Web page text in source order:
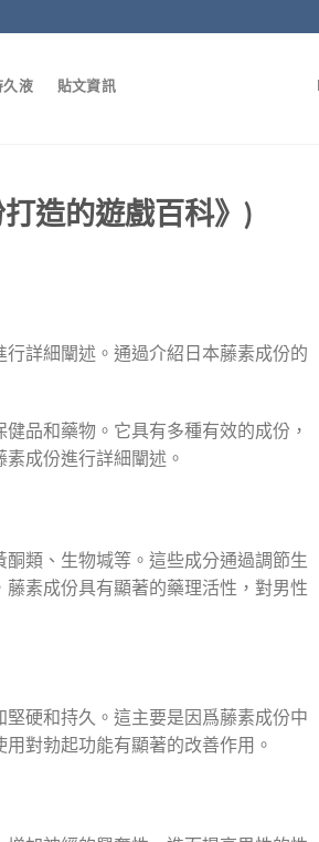
久液 貼文資訊
造的遊戲百科》)
詳細闡述。通過介紹日本藤素成份的
品和藥物。它具有多種有效的成份，
成份進行詳細闡述。
類、生物堿等。這些成分通過調節生
素成份具有顯著的藥理活性，對男性
硬和持久。這主要是因爲藤素成份中
對勃起功能有顯著的改善作用。